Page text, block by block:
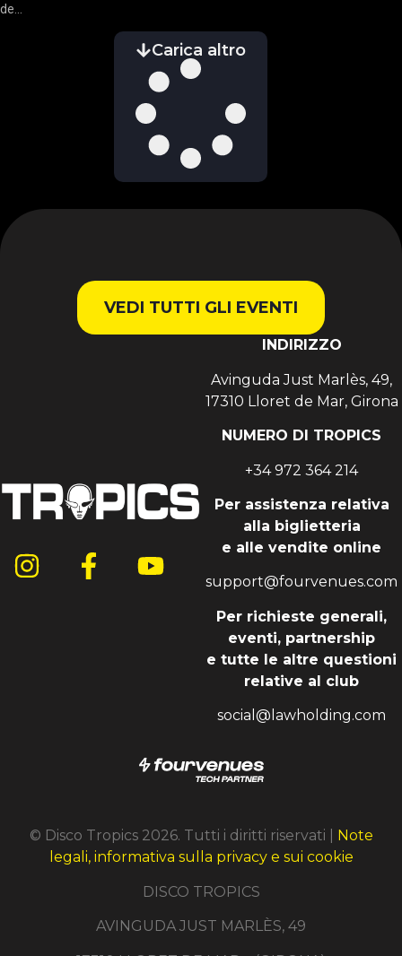
de...
Carica altro
VEDI TUTTI GLI EVENTI
INDIRIZZO
Avinguda Just Marlès, 49,
17310 Lloret de Mar, Girona
NUMERO DI TROPICS
+34 972 364 214
Per assistenza relativa
alla biglietteria
e alle vendite online
support@fourvenues.com
Per richieste generali,
eventi, partnership
e tutte le altre questioni
relative al club
social@lawholding.com
© Disco Tropics 2026. Tutti i diritti riservati |
Note
legali, informativa sulla privacy e sui cookie
DISCO TROPICS
AVINGUDA JUST MARLÈS, 49